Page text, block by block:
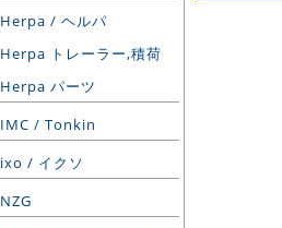
Herpa / ヘルパ
Herpa トレーラー,積荷
Herpa パーツ
IMC / Tonkin
ixo / イクソ
NZG